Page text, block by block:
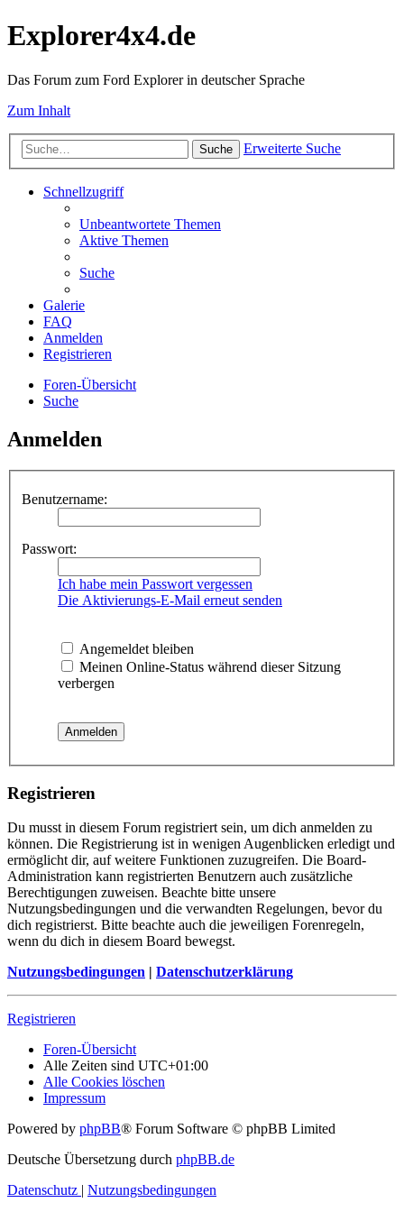
Explorer4x4.de
Das Forum zum Ford Explorer in deutscher Sprache
Zum Inhalt
Suche Erweiterte Suche
Schnellzugriff
Unbeantwortete Themen
Aktive Themen
Suche
Galerie
FAQ
Anmelden
Registrieren
Foren-Übersicht
Suche
Anmelden
Benutzername:
Passwort:
Ich habe mein Passwort vergessen
Die Aktivierungs-E-Mail erneut senden
Angemeldet bleiben
Meinen Online-Status während dieser Sitzung
verbergen
Registrieren
Du musst in diesem Forum registriert sein, um dich anmelden zu
können. Die Registrierung ist in wenigen Augenblicken erledigt und
ermöglicht dir, auf weitere Funktionen zuzugreifen. Die Board-
Administration kann registrierten Benutzern auch zusätzliche
Berechtigungen zuweisen. Beachte bitte unsere
Nutzungsbedingungen und die verwandten Regelungen, bevor du
dich registrierst. Bitte beachte auch die jeweiligen Forenregeln,
wenn du dich in diesem Board bewegst.
Nutzungsbedingungen | Datenschutzerklärung
Registrieren
Foren-Übersicht
Alle Zeiten sind UTC+01:00
Alle Cookies löschen
Impressum
Powered by phpBB® Forum Software © phpBB Limited
Deutsche Übersetzung durch phpBB.de
Datenschutz | Nutzungsbedingungen